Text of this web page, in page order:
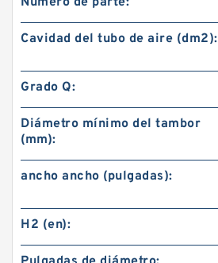
Cavidad del tubo de aire (dm2):
Grado Q:
Diámetro mínimo del tambor
(mm):
ancho ancho (pulgadas):
H2 (en):